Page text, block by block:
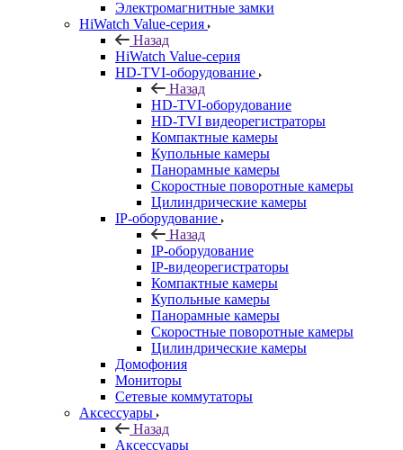
Электромагнитные замки
HiWatch Value-серия
Назад
HiWatch Value-серия
HD-TVI-оборудование
Назад
HD-TVI-оборудование
HD-TVI видеорегистраторы
Компактные камеры
Купольные камеры
Панорамные камеры
Скоростные поворотные камеры
Цилиндрические камеры
IP-оборудование
Назад
IP-оборудование
IP-видеорегистраторы
Компактные камеры
Купольные камеры
Панорамные камеры
Скоростные поворотные камеры
Цилиндрические камеры
Домофония
Мониторы
Сетевые коммутаторы
Аксессуары
Назад
Аксессуары